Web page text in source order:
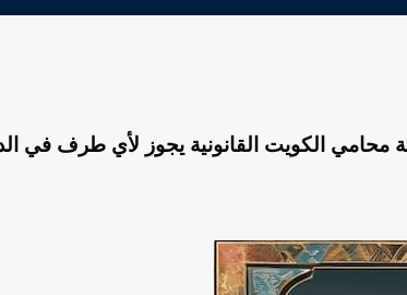
الكويت القانونية يجوز لأي طرف في